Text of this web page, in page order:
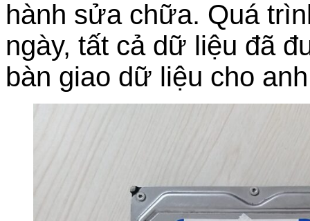
hành sửa chữa. Quá
ngày, tất cả dữ liệu đã
bàn giao dữ liệu cho